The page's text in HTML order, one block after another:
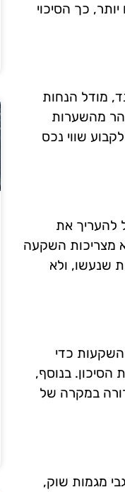
כך הסיכוי
מודל הנחות
מהשערות
שווי נכס
להעריך את
מצריכות השקעה
שנעשו, ולא
השקעות כדי
הסיכון. בנוסף,
במקרה של
מגמות שוק,